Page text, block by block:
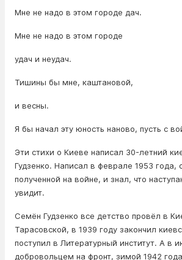
Мне не надо в этом городе дач.
Мне не надо в этом городе
удач и неудач.
Тишины бы мне, каштановой,
и весны.
Я бы начал эту юность наново, пусть с
Эти стихи о Киеве написал 30-летний
Гудзенко. Написал в феврале 1953 года,
полученной на войне, и знал, что
увидит.
Семён Гудзенко все детство провёл в
Тарасовской, в 1939 году закончил
поступил в Литературный институт. А в
добровольцем на фронт, зимой 1942